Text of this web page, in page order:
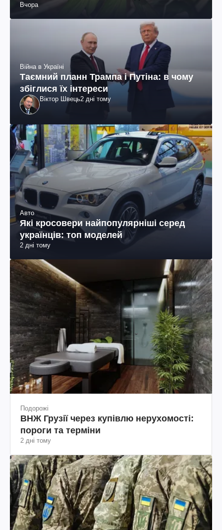
Вчора
Війна в Україні
Таємний планн Трампа і Путіна: в чому
збіглися їх інтереси
Віктор Швець2 дні тому
Авто
Які кросовери найпопулярніші серед
українців: топ моделей
2 дні тому
Подорожі
ВНЖ Грузії через купівлю нерухомості:
пороги та терміни
2 дні тому